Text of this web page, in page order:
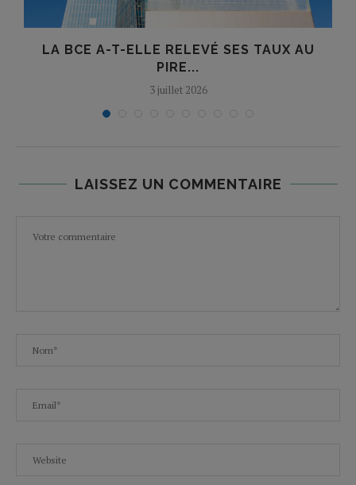
LA BCE A-T-ELLE RELEVÉ SES TAUX AU
PIRE...
3 juillet 2026
LAISSEZ UN COMMENTAIRE